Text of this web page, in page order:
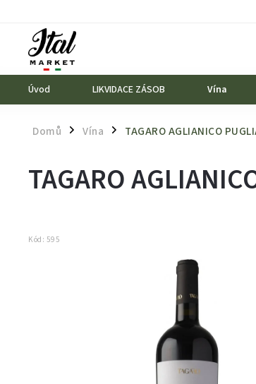
Úvod LIKVIDACE ZÁSOB Vína
Domů / Vína / TAGARO AGLIANICO
TAGARO
Kód: 595